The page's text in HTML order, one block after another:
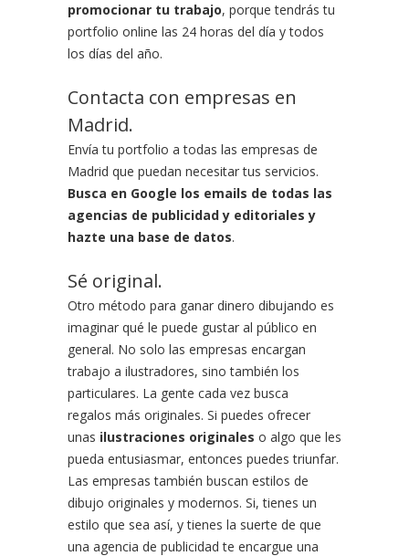
promocionar tu trabajo, porque tendrás tu
portfolio online las 24 horas del día y todos
los días del año.
Contacta con empresas en
Madrid.
Envía tu portfolio a todas las empresas de
Madrid que puedan necesitar tus servicios.
Busca en Google los emails de todas las
agencias de publicidad y editoriales y
hazte una base de datos.
Sé original.
Otro método para ganar dinero dibujando es
imaginar qué le puede gustar al público en
general. No solo las empresas encargan
trabajo a ilustradores, sino también los
particulares. La gente cada vez busca
regalos más originales. Si puedes ofrecer
unas ilustraciones originales o algo que les
pueda entusiasmar, entonces puedes triunfar.
Las empresas también buscan estilos de
dibujo originales y modernos. Si, tienes un
estilo que sea así, y tienes la suerte de que
una agencia de publicidad te encargue una